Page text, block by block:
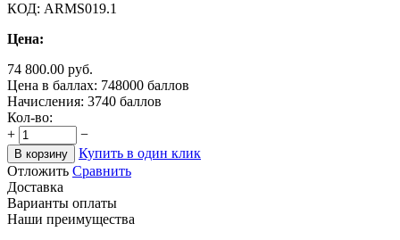
КОД: ARMS019.1
Цена:
74 800.00 руб.
Цена в баллах: 748000 баллов
Начисления: 3740 баллов
Кол-во:
+
−
В корзину
Купить в один клик
Отложить Сравнить
Доставка
Варианты оплаты
Наши преимущества